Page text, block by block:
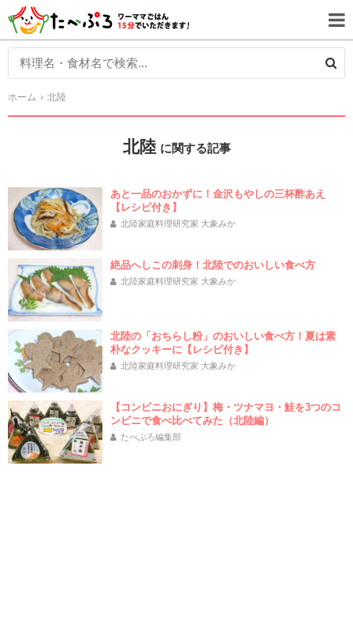
ホーム 北陸
北陸 に関する記事
あと一品のおかずに！金沢もやしの三杯酢あえ
【レシピ付き】
北陸家庭料理研究家 大象みか
絶品へしこの刺身！北陸でのおいしい食べ方
北陸家庭料理研究家 大象みか
北陸の「おちらし粉」のおいしい食べ方！夏は素
朴なクッキーに【レシピ付き】
北陸家庭料理研究家 大象みか
【コンビニおにぎり】梅・ツナマヨ・鮭を3つのコ
ンビニで食べ比べてみた（北陸編）
たべぷろ編集部